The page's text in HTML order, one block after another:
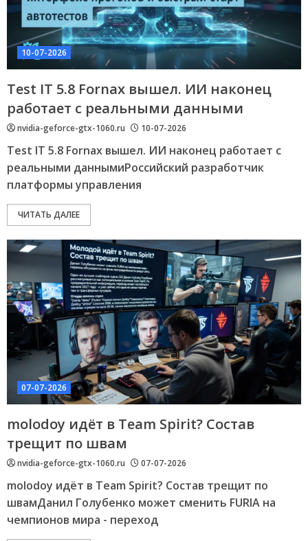
10-07-2026
Test IT 5.8 Fornax вышел. ИИ наконец
работает с реальными данными
nvidia-geforce-gtx-1060.ru 10-07-2026
Test IT 5.8 Fornax вышел. ИИ наконец работает с
реальными даннымиРоссийский разработчик
платформы управления
ЧИТАТЬ ДАЛЕЕ
07-07-2026
molodoy идёт в Team Spirit? Состав
трещит по швам
nvidia-geforce-gtx-1060.ru 07-07-2026
molodoy идёт в Team Spirit? Состав трещит по
швамДанил Голубенко может сменить FURIA на
чемпионов мира - переход